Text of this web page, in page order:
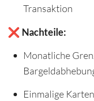
Transaktion
❌ Nachteile:
Monatliche
Einmalige